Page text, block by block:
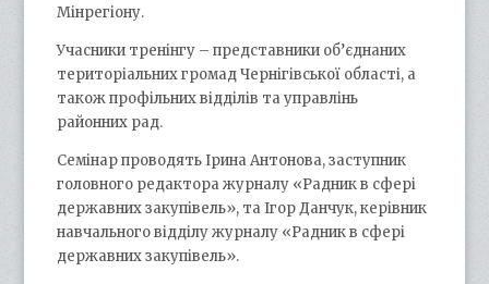
Мінрегіону.
Учасники тренінгу – представники об’єднаних
територіальних громад Чернігівської області, а
також профільних відділів та управлінь
районних рад.
Семінар проводять Ірина Антонова, заступник
головного редактора журналу «Радник в сфері
державних закупівель», та Ігор Данчук, керівник
навчального відділу журналу «Радник в сфері
державних закупівель».